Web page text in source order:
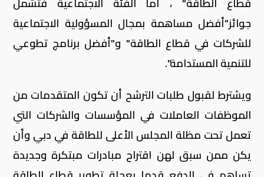
جوائز"أفضل مساهمة بمجال المسؤولية الاجتماعية
للشركات في قطاع الطاقة" و"أفضل برنامج تطوعي
للتنمية المستدامة".
ويشترط لقبول طلبات الترشح أن تكون المتقدمات من
الموظفات العاملات في المؤسسات والشركات التي
تعمل تحت مظلة المجلس الأعلى للطاقة في دبي وأن
يكن ممن سبق لهن اقتراح مبادرات مبتكرة وجديدة